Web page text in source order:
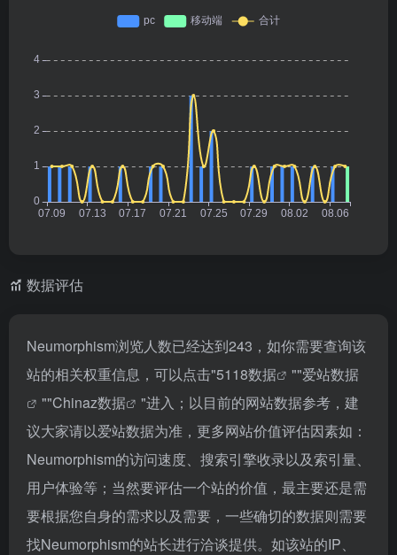
数据评估
Neumorphism浏览人数已经达到243，如你需要查询该
站的相关权重信息，可以点击"5118数据 ""爱站数据
""Chinaz数据
"进入；以目前的网站数据参考，建
议大家请以爱站数据为准，更多网站价值评估因素如：
Neumorphism的访问速度、搜索引擎收录以及索引量、
用户体验等；当然要评估一个站的价值，最主要还是需
要根据您自身的需求以及需要，一些确切的数据则需要
找Neumorphism的站长进行洽谈提供。如该站的IP、